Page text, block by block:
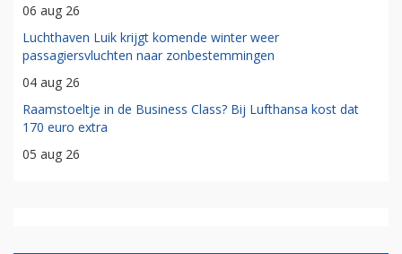
06 aug 26
Luchthaven Luik krijgt komende winter weer
passagiersvluchten naar zonbestemmingen
04 aug 26
Raamstoeltje in de Business Class? Bij Lufthansa kost dat
170 euro extra
05 aug 26